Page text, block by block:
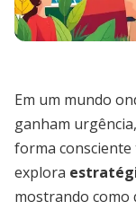
Em um mundo
ganham
forma
explora
mostrando